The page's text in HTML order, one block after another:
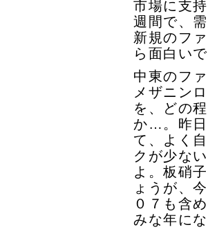
市場に支
週間で、
新規のフ
ら面白い
中東のフ
メザニン
を、どの
か…。昨日
て、よく
クが少な
よ。板硝
ょうが、
０７も含
みな年に